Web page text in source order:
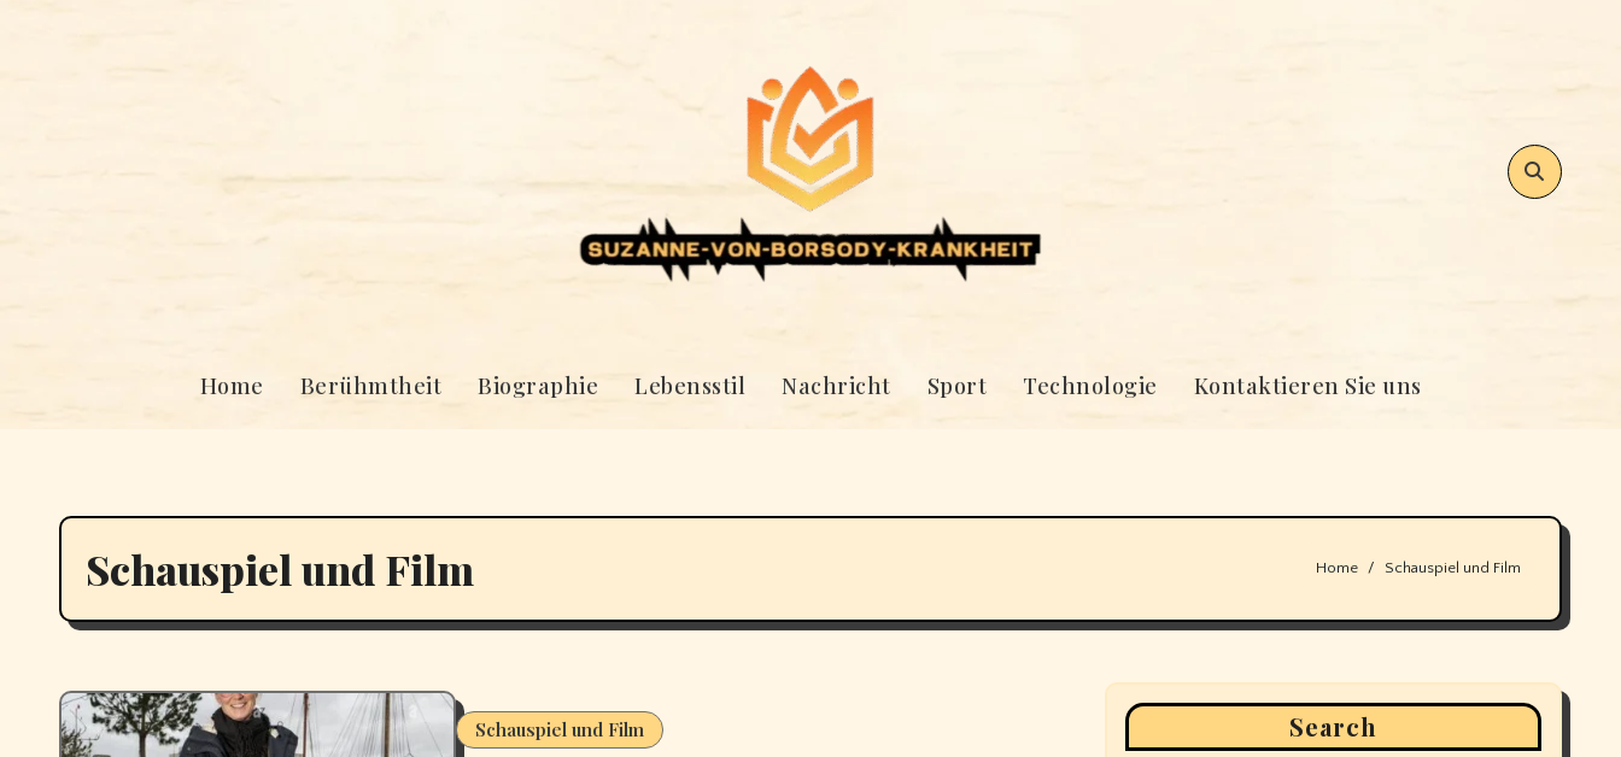
Home Berühmtheit Biographie Lebensstil Nachricht Sport Technologie Kontaktieren Sie uns
Schauspiel und Film Home Schauspiel und Film
Schauspiel und Film Search